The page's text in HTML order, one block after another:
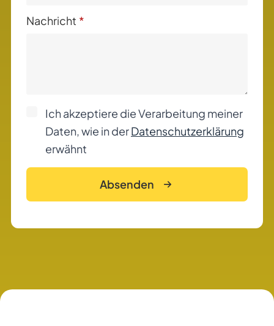
Nachricht *
Ich akzeptiere die Verarbeitung meiner
Daten, wie in derDatenschutzerklärung
erwähnt
Absenden